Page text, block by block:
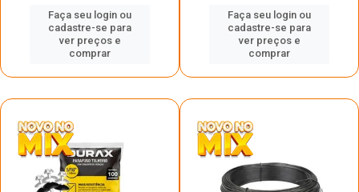
Faça seu login ou
cadastre-se para
ver preços e
comprar
Faça seu login ou
cadastre-se para
ver preços e
comprar